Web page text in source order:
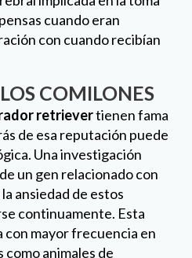
un gen relacionado con
ansiedad de estos
continuamente. Esta
mayor frecuencia en
como animales de
explicar por qué
entrenar con un hueso o
NO SE
trataron de
los perros a sus